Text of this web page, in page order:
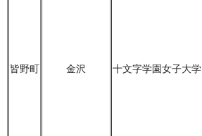
皆野町 金沢 十文字学園女子大学